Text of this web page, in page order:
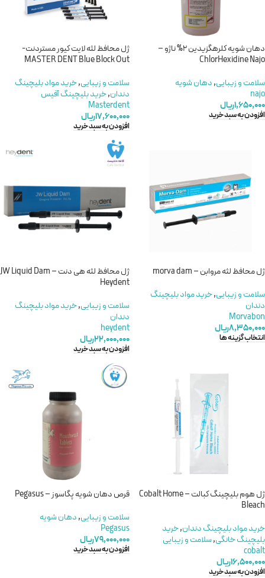
دهان شویه کلرهگزیدین 2% ناژو –
ChlorHexidine Najo
سلامت و زیبایی,دهان شویه
najo
۱,۶۵۰,۰۰۰ریال
افزودن به سبد خرید
ژل محافظ لثه لایت کیور مستردنت-
MASTER DENT Blue Block Out
سلامت و زیبایی,خريد مواد بليچينگ
دندان,خرید بلیچینگ آفیس
Masterdent
۱۷,۶۰۰,۰۰۰ریال
افزودن به سبد خرید
ژل محافظ لثه مروابن – morva dam
سلامت و زیبایی,خريد مواد بليچينگ
دندان
Morvabon
۸,۳۵۰,۰۰۰ریال
انتخاب گزینه ها
ژل محافظ لثه هی دنت – JW Liquid Dam
Heydent
سلامت و زیبایی,خريد مواد بليچينگ
دندان
heydent
۲۲,۰۰۰,۰۰۰ریال
افزودن به سبد خرید
ژل هوم بلیچینگ کبالت – Cobalt Home
Bleach
خريد مواد بليچينگ دندان,خرید
بلیچینگ خانگی,سلامت و زیبایی
cobalt
۱۶,۵۰۰,۰۰۰ریال
افزودن به سبد خرید
قرص دهان شویه پگاسوز – Pegasus
سلامت و زیبایی,دهان شویه
Pegasus
۷۹,۰۰۰,۰۰۰ریال
افزودن به سبد خرید